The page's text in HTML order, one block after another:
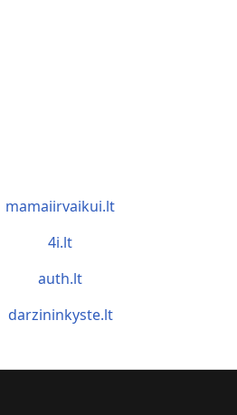
mamaiirvaikui.lt
4i.lt
auth.lt
darzininkyste.lt